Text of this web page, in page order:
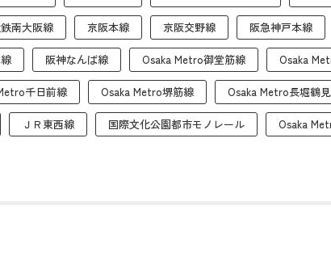
南大阪線 京阪本線 京阪交野線 阪急神戸本線
阪神なんば線 Osaka Metro御堂筋線 Osaka
千日前線 Osaka Metro堺筋線 Osaka Metro長堀鶴
ＪＲ東西線 国際文化公園都市モノレール Osaka